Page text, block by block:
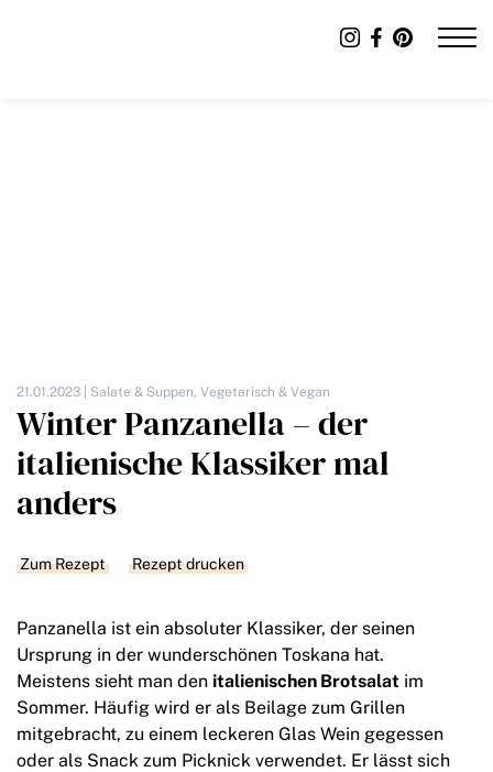
21.01.2023 | Salate & Suppen, Vegetarisch & Vegan
Winter Panzanella – der
italienische Klassiker mal
anders
Zum Rezept Rezept drucken
Panzanella ist ein absoluter Klassiker, der seinen
Ursprung in der wunderschönen Toskana hat.
Meistens sieht man den italienischen Brotsalat im
Sommer. Häufig wird er als Beilage zum Grillen
mitgebracht, zu einem leckeren Glas Wein gegessen
oder als Snack zum Picknick verwendet. Er lässt sich